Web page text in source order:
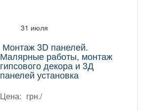
31 июля
Монтаж 3D панелей.
Малярные работы, монтаж
гипсового декора и 3Д
панелей установка
Цена: грн./